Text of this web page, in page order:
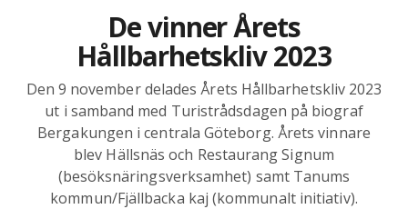
De vinner Årets
Hållbarhetskliv 2023
Den 9 november delades Årets Hållbarhetskliv 2023
ut i samband med Turistrådsdagen på biograf
Bergakungen i centrala Göteborg. Årets vinnare
blev Hällsnäs och Restaurang Signum
(besöksnäringsverksamhet) samt Tanums
kommun/Fjällbacka kaj (kommunalt initiativ).